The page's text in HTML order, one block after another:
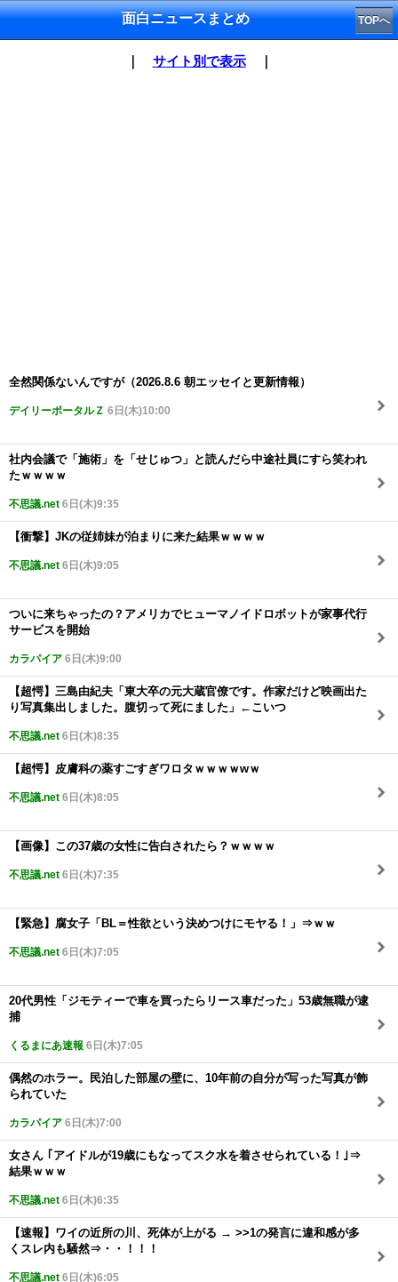
面白ニュースまとめ TOPへ
｜ サイト別で表示｜
全然関係ないんですが（2026.8.6 朝エッセイと更新情報）
デイリーポータルＺ 6日(木)10:00
社内会議で「施術」を「せじゅつ」と読んだら中途社員にすら笑われ
たｗｗｗｗ
不思議.net 6日(木)9:35
【衝撃】JKの従姉妹が泊まりに来た結果ｗｗｗｗ
不思議.net 6日(木)9:05
ついに来ちゃったの？アメリカでヒューマノイドロボットが家事代行
サービスを開始
カラパイア 6日(木)9:00
【超愕】三島由紀夫「東大卒の元大蔵官僚です。作家だけど映画出た
り写真集出しました。腹切って死にました」←こいつ
不思議.net 6日(木)8:35
【超愕】皮膚科の薬すごすぎワロタｗｗｗｗwｗ
不思議.net 6日(木)8:05
【画像】この37歳の女性に告白されたら？ｗｗｗｗ
不思議.net 6日(木)7:35
【緊急】腐女子「BL＝性欲という決めつけにモヤる！」⇒ｗｗ
不思議.net 6日(木)7:05
20代男性「ジモティーで車を買ったらリース車だった」53歳無職が逮
捕
くるまにあ速報 6日(木)7:05
偶然のホラー。民泊した部屋の壁に、10年前の自分が写った写真が飾
られていた
カラパイア 6日(木)7:00
女さん ｢アイドルが19歳にもなってスク水を着させられている！｣⇒
結果ｗｗｗ
不思議.net 6日(木)6:35
【速報】ワイの近所の川、死体が上がる → >>1の発言に違和感が多
くスレ内も騒然⇒・・！！！
不思議.net 6日(木)6:05